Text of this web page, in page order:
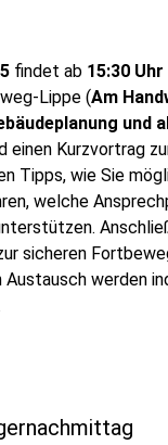
findet ab 15:30 Uhr
Lippe (Am
und
einen Kurzvortrag
Tipps, wie Sie
welche
sicheren
werden